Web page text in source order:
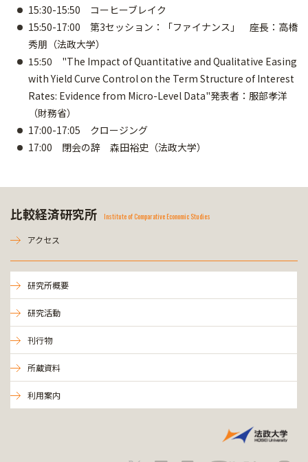
15:30-15:50 コーヒーブレイク
15:50-17:00 第3セッション：「ファイナンス」 座長：高橋
秀朋（法政大学）
15:50 "The Impact of Quantitative and Qualitative Easing
with Yield Curve Control on the Term Structure of Interest
Rates: Evidence from Micro-Level Data"発表者：服部孝洋
（財務省）
17:00-17:05 クロージング
17:00 閉会の辞 森田裕史（法政大学）
比較経済研究所 Institute of Comparative Economic Studies
アクセス
研究所概要
研究活動
刊行物
所蔵資料
利用案内